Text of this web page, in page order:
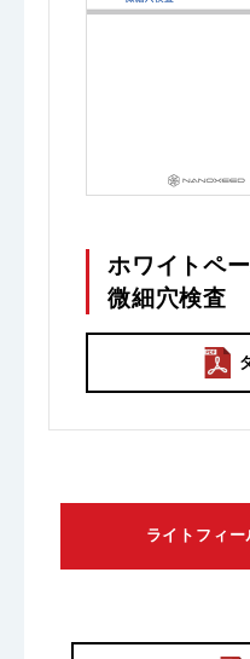
ホワイトペ
微細穴検査
ライトフィ